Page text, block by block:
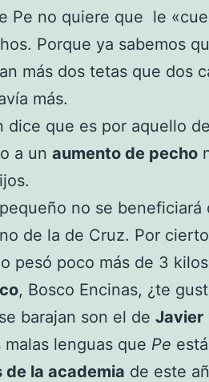
Pe no quiere que le
Porque ya sabemos
más dos tetas que dos
más.
dice que es por aquello
a un aumento de pecho
no se beneficiará
de la de Cruz. Por
pesó poco más de 3
, Bosco Encinas, ¿te
barajan son el de Javier
lenguas que Pe
de la academia de este